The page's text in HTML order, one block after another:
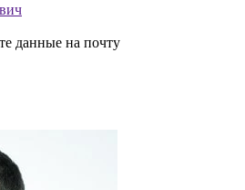
данные на почту